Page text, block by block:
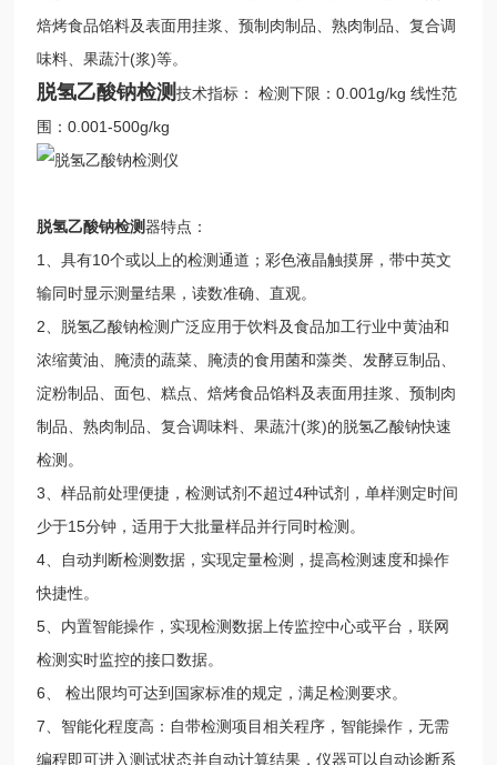
焙烤食品馅料及表面用挂浆、预制肉制品、熟肉制品、复合调
味料、果蔬汁(浆)等。
脱氢乙酸钠检测技术指标： 检测下限：0.001g/kg 线性范
围：0.001-500g/kg
脱氢乙酸钠检测器特点：
1、具有10个或以上的检测通道；彩色液晶触摸屏，带中英文
输同时显示测量结果，读数准确、直观。
2、脱氢乙酸钠检测广泛应用于饮料及食品加工行业中黄油和
浓缩黄油、腌渍的蔬菜、腌渍的食用菌和藻类、发酵豆制品、
淀粉制品、面包、糕点、焙烤食品馅料及表面用挂浆、预制肉
制品、熟肉制品、复合调味料、果蔬汁(浆)的脱氢乙酸钠快速
检测。
3、样品前处理便捷，检测试剂不超过4种试剂，单样测定时间
少于15分钟，适用于大批量样品并行同时检测。
4、自动判断检测数据，实现定量检测，提高检测速度和操作
快捷性。
5、内置智能操作，实现检测数据上传监控中心或平台，联网
检测实时监控的接口数据。
6、 检出限均可达到国家标准的规定，满足检测要求。
7、智能化程度高：自带检测项目相关程序，智能操作，无需
编程即可进入测试状态并自动计算结果，仪器可以自动诊断系